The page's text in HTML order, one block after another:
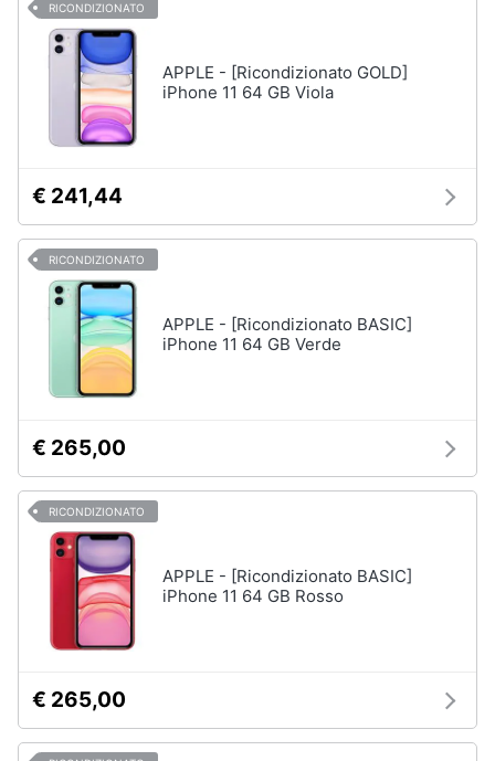
RICONDIZIONATO
APPLE - [Ricondizionato GOLD]
iPhone 11 64 GB Viola
€ 241,44
RICONDIZIONATO
APPLE - [Ricondizionato BASIC]
iPhone 11 64 GB Verde
€ 265,00
RICONDIZIONATO
APPLE - [Ricondizionato BASIC]
iPhone 11 64 GB Rosso
€ 265,00